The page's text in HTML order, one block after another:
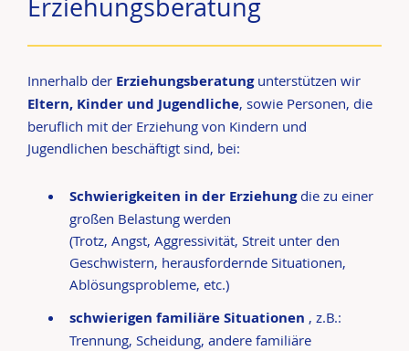
Erziehungsberatung
Innerhalb der Erziehungsberatungunterstützen wir
Eltern, Kinder und Jugendliche, sowie Personen, die
beruflich mit der Erziehung von Kindern und
Jugendlichen beschäftigt sind, bei:
Schwierigkeiten in der Erziehungdie zu einer
großen Belastung werden
(Trotz, Angst, Aggressivität, Streit unter den
Geschwistern, herausfordernde Situationen,
Ablösungsprobleme, etc.)
schwierigen familiäre Situationen , z.B.:
Trennung, Scheidung, andere familiäre